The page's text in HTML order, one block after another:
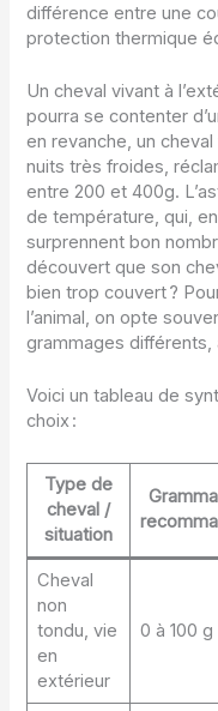
différence entre une
protection thermique
Un cheval vivant à
pourra se contenter
en revanche, un
nuits très froides,
entre 200 et 400g.
de température, qui,
surprennent bon
découvert que son
bien trop couvert ?
l’animal, on opte
grammages différents,
Voici un tableau de
choix :
Type de
cheval /
situation
Cheval
non
tondu, vie
en
extérieur
0 à 100 g